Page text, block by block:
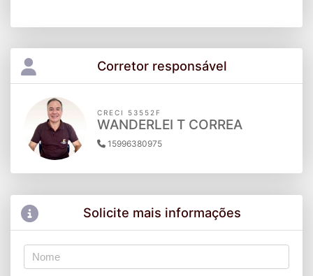
Corretor responsável
CRECI 53552F
WANDERLEI T CORREA
15996380975
Solicite mais informações